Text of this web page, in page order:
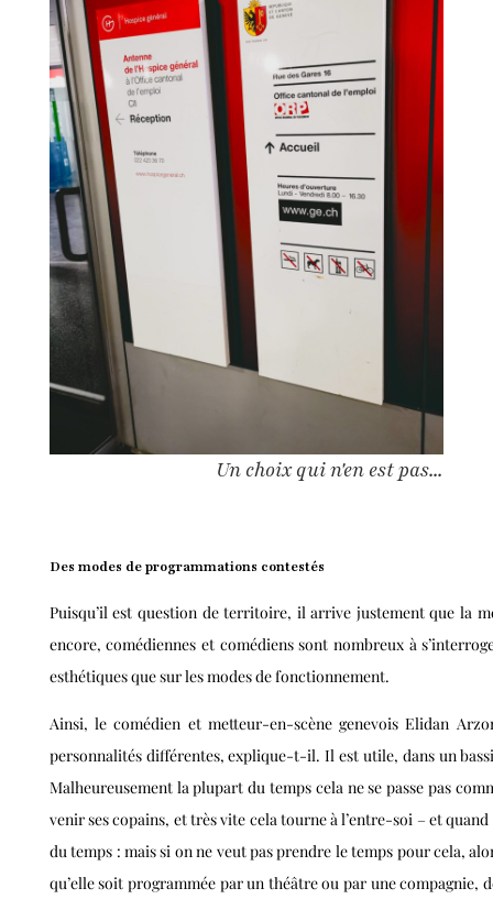
Un choix qui n'en est pas...
Des modes de programmations contestés
Puisqu’il est question de territoire, il arrive justement que la
encore, comédiennes et comédiens sont nombreux à
esthétiques que sur les modes de fonctionnement.
Ainsi, le comédien et metteur-en-scène genevois Elidan
personnalités différentes, explique-t-il. Il est utile, dans un
Malheureusement la plupart du temps cela ne se passe pas
venir ses copains, et très vite cela tourne à l’entre-soi – et
du temps : mais si on ne veut pas prendre le temps pour cela,
qu’elle soit programmée par un théâtre ou par une